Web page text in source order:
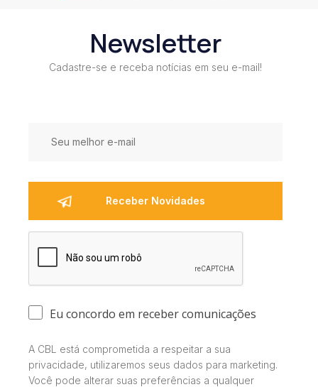
Newsletter
Cadastre-se e receba notícias em seu e-mail!
Eu concordo em receber comunicações
A CBL está comprometida a respeitar a sua
privacidade, utilizaremos seus dados para marketing.
Você pode alterar suas preferências a qualquer